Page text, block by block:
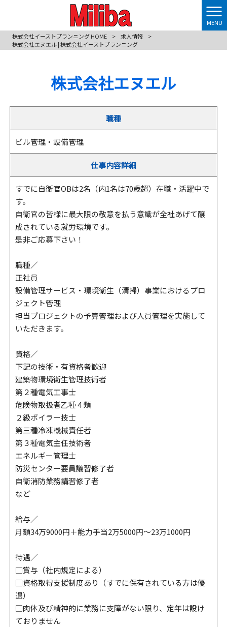
MENU
株式会社イーストプランニング HOME
> 求人情報
>
株式会社エヌエル | 株式会社イーストプランニング
株式会社エヌエル
職種
ビル管理・設備管理
仕事内容詳細
すでに自衛官OBは2名（内1名は70歳超）在職・活躍中で
す。
自衛官の皆様に最大限の敬意を払う意識が全社あげて醸
成されている就労環境です。
是非ご応募下さい！
職種／
正社員
設備管理サービス・環境衛生（清掃）事業におけるプロ
ジェクト管理
担当プロジェクトの予算管理および人員管理を実施して
いただきます。
資格／
下記の技術・有資格者歓迎
建築物環境衛生管理技術者
第２種電気工事士
危険物取扱者乙種４類
２級ポイラー技士
第三種冷凍機械責任者
第３種電気主任技術者
エネルギー管理士
防災センター要員議習修了者
自衛消防業務講習修了者
など
給与／
月額34万9000円＋能力手当2万5000円～23万1000円
待遇／
□賞与（社内規定による）
□資格取得支援制度あり（すでに保有されている方は優
遇）
□肉体及び精神的に業務に支障がない限り、定年は設け
ておりません